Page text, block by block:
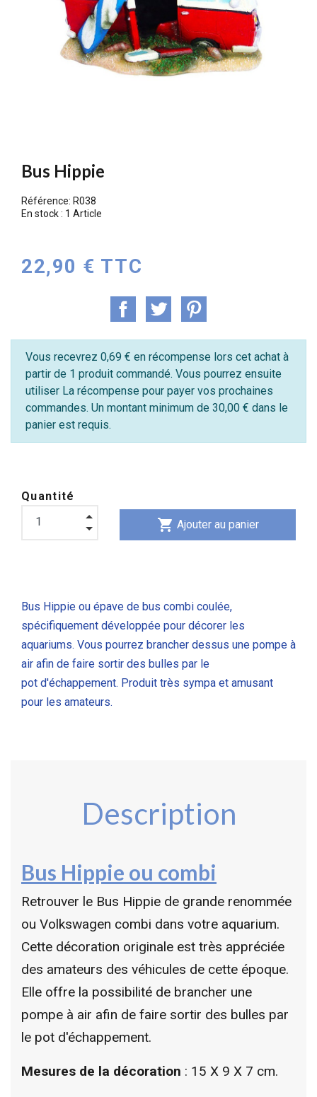
Bus Hippie
Référence: R038
En stock : 1 Article
22,90 € TTC
Vous recevrez 0,69 € en récompense lors cet achat à
partir de 1 produit commandé. Vous pourrez ensuite
utiliser La récompense pour payer vos prochaines
commandes. Un montant minimum de 30,00 € dans le
panier est requis.
Quantité
shopping_cart Ajouter au panier
Bus Hippie ou épave de bus combi coulée,
spécifiquement développée pour décorer les
aquariums. Vous pourrez brancher dessus une pompe à
air afin de faire sortir des bulles par le
pot d'échappement. Produit très sympa et amusant
pour les amateurs.
Description
Bus Hippie ou combi
Retrouver le Bus Hippie de grande renommée
ou Volkswagen combi dans votre aquarium.
Cette décoration originale est très appréciée
des amateurs des véhicules de cette époque.
Elle offre la possibilité de brancher une
pompe à air afin de faire sortir des bulles par
le pot d'échappement.
Mesures de la décoration : 15 X 9 X 7 cm.